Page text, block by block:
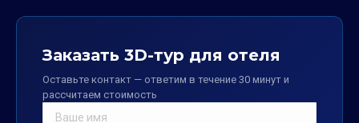
Заказать 3D-тур для отеля
Оставьте контакт — ответим в течение 30 минут и
рассчитаем стоимость